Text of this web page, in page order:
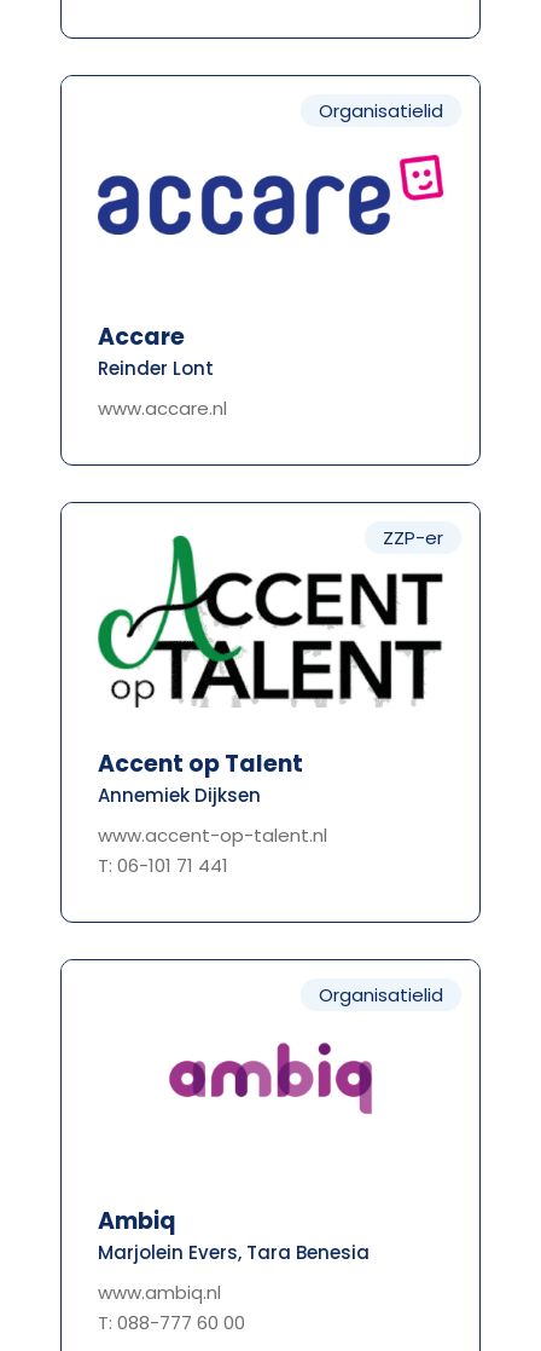
Organisatielid
Accare
Reinder Lont
www.accare.nl
ZZP-er
Accent op Talent
Annemiek Dijksen
www.accent-op-talent.nl
T: 06-101 71 441
Organisatielid
Ambiq
Marjolein Evers, Tara Benesia
www.ambiq.nl
T: 088-777 60 00